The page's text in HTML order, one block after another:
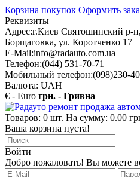
Корзина покупок Оформить
Реквизиты
Адрес:г.Киев Святошинский р-
Борщаговка, ул. Коротченко 17
E-Mail:info@radauto.com.ua
Телефон:(044) 531-70-71
Мобильный телефон:(098)230-
Валюта: UAH
€ - Euro грн. - Гривна
Товаров: 0 шт. На сумму: 0.00
Ваша корзина пуста!
Войти
Добро пожаловать! Вы можете